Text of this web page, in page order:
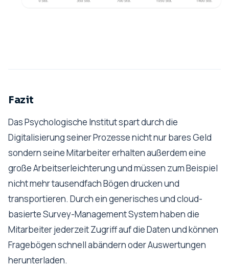
Fazit
Das Psychologische Institut spart durch die
Digitalisierung seiner Prozesse nicht nur bares Geld
sondern seine Mitarbeiter erhalten außerdem eine
große Arbeitserleichterung und müssen zum Beispiel
nicht mehr tausendfach Bögen drucken und
transportieren. Durch ein generisches und cloud-
basierte Survey-Management System haben die
Mitarbeiter jederzeit Zugriff auf die Daten und können
Fragebögen schnell abändern oder Auswertungen
herunterladen.